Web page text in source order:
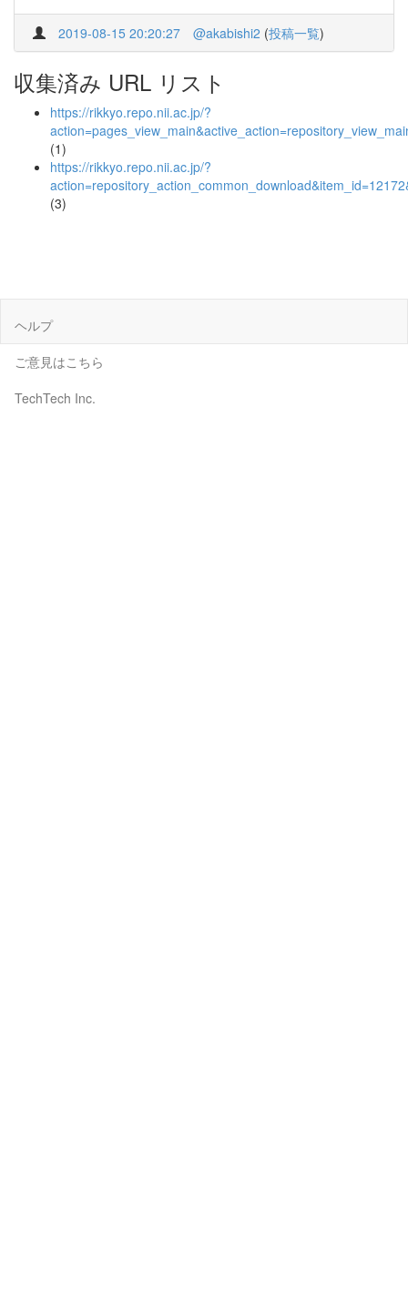
2019-08-15 20:20:27 @akabishi2 (投稿一覧)
収集済み URL リスト
https://rikkyo.repo.nii.ac.jp/?
(1)
https://rikkyo.repo.nii.ac.jp/?
(3)
ヘルプ
ご意見はこちら
TechTech Inc.